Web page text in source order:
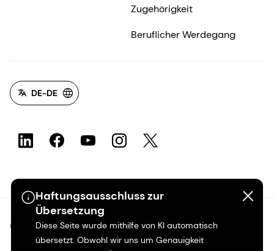
Haftungsausschluss zur
Übersetzung
Diese Seite wurde mithilfe von KI automatisch
übersetzt. Obwohl wir uns um Genauigkeit
Zugehörigkeit
Beruflicher Werdegang
DE-DE
©2026 dsm-firmenich. Alle Rechte vorbehalten.